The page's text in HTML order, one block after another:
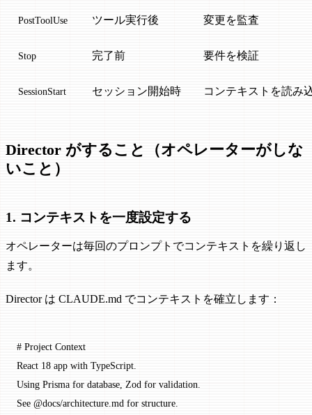
PostToolUse ツール実行後 変更を監査
Stop 完了前 要件を検証
SessionStart セッション開始時 コンテキストを読み
Director がすること（オペレーターがしな
いこと）
1. コンテキストを一度設定する
オペレーターは毎回のプロンプトでコンテキストを繰り返し
ます。
Director は CLAUDE.md でコンテキストを確立します：
# Project Context
React 18 app with TypeScript.
Using Prisma for database, Zod for validation.
See @docs/architecture.md for structure.